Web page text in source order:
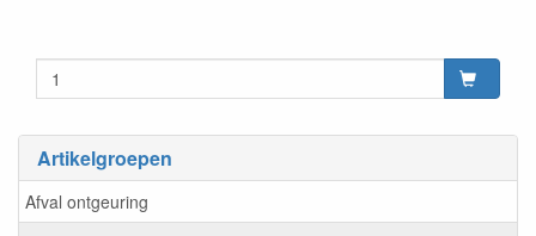
Artikelgroepen
Afval ontgeuring